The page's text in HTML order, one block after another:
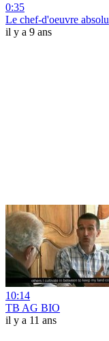
0:35
Le chef-d'oeuvre absolu
il y a 9 ans
10:14
TB AG BIO
il y a 11 ans